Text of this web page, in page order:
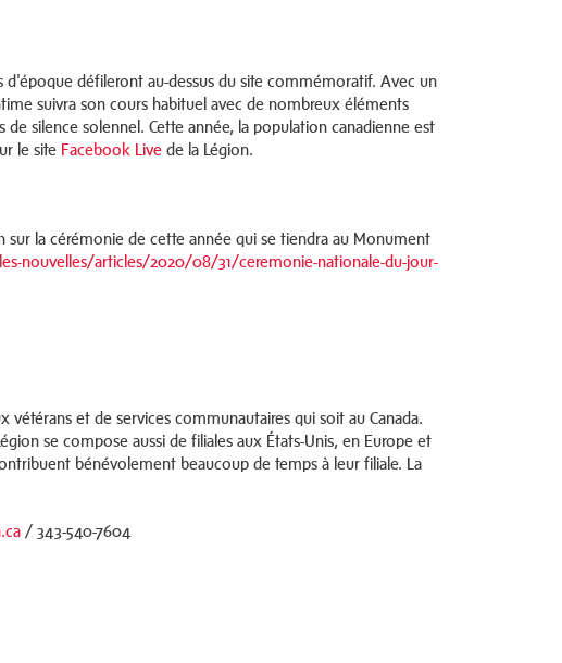
défileront au-dessus du site commémoratif. Avec un
suivra son cours habituel avec de nombreux éléments
silence solennel. Cette année, la population canadienne est
le site Facebook Live de la Légion.
sur la cérémonie de cette année qui se tiendra au Monument
nouvelles/articles/2020/08/31/ceremonie-nationale-du-jour-
vétérans et de services communautaires qui soit au Canada.
se compose aussi de filiales aux États-Unis, en Europe et
bénévolement beaucoup de temps à leur filiale. La
/ 343-540-7604